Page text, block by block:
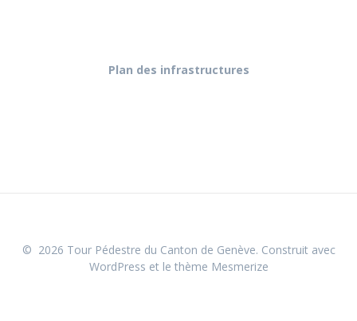
Plan des infrastructures
© 2026 Tour Pédestre du Canton de Genève. Construit avec
WordPress et le thème Mesmerize